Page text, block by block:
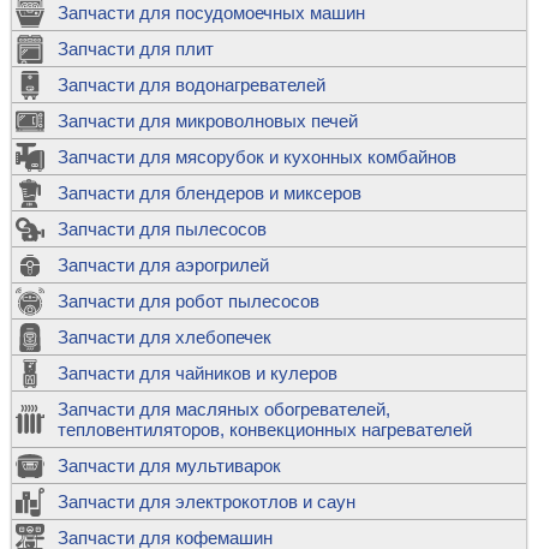
Запчасти для посудомоечных машин
Запчасти для плит
Запчасти для водонагревателей
Запчасти для микроволновых печей
Запчасти для мясорубок и кухонных комбайнов
Запчасти для блендеров и миксеров
Запчасти для пылесосов
Запчасти для аэрогрилей
Запчасти для робот пылесосов
Запчасти для хлебопечек
Запчасти для чайников и кулеров
Запчасти для масляных обогревателей,
тепловентиляторов, конвекционных нагревателей
Запчасти для мультиварок
Запчасти для электрокотлов и саун
Запчасти для кофемашин